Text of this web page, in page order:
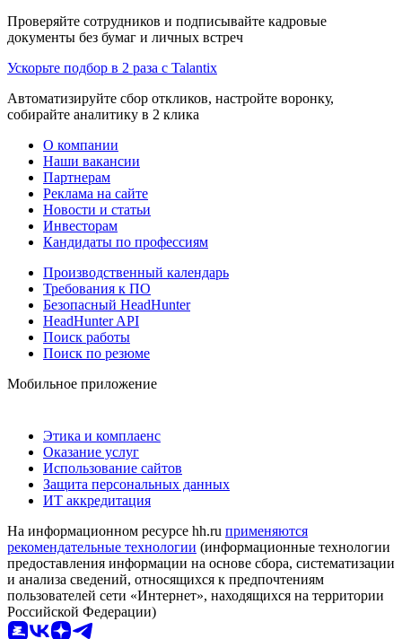
Проверяйте сотрудников и подписывайте кадровые
документы без бумаг и личных встреч
Ускорьте подбор в 2 раза с Talantix
Автоматизируйте сбор откликов, настройте воронку,
собирайте аналитику в 2 клика
О компании
Наши вакансии
Партнерам
Реклама на сайте
Новости и статьи
Инвесторам
Кандидаты по профессиям
Производственный календарь
Требования к ПО
Безопасный HeadHunter
HeadHunter API
Поиск работы
Поиск по резюме
Мобильное приложение
Этика и комплаенс
Оказание услуг
Использование сайтов
Защита персональных данных
ИТ аккредитация
На информационном ресурсе hh.ru применяются
рекомендательные технологии (информационные технологии
предоставления информации на основе сбора, систематизации
и анализа сведений, относящихся к предпочтениям
пользователей сети «Интернет», находящихся на территории
Российской Федерации)